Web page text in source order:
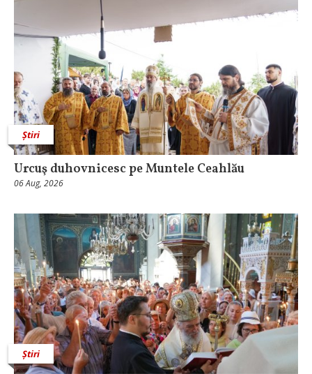
Știri
Urcuş duhovnicesc pe Muntele Ceahlău
06 Aug, 2026
Știri